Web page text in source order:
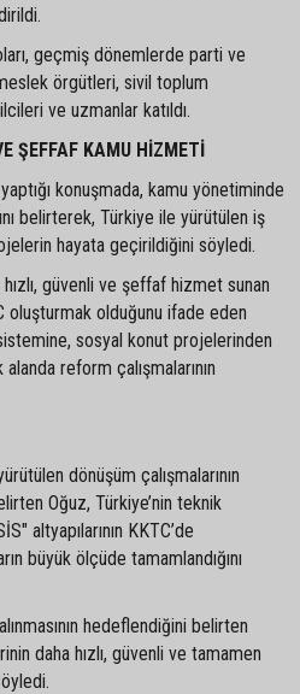
geçmiş dönemlerde parti ve
örgütleri, sivil toplum
ve uzmanlar katıldı.
ŞEFFAF KAMU HİZMETİ
konuşmada, kamu yönetiminde
belirterek, Türkiye ile yürütülen iş
hayata geçirildiğini söyledi.
güvenli ve şeffaf hizmet sunan
oluşturmak olduğunu ifade eden
sosyal konut projelerinden
reform çalışmalarının
dönüşüm çalışmalarının
Oğuz, Türkiye’nin teknik
altyapılarının KKTC’de
büyük ölçüde tamamlandığını
hedeflendiğini belirten
daha hızlı, güvenli ve tamamen